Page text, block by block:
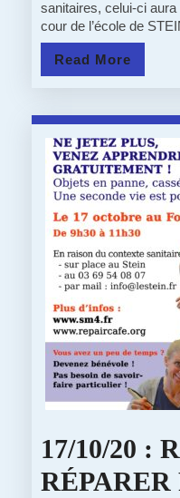
sanitaires, celui-ci
cour de l’école de
Read More
More
17/10/20 :